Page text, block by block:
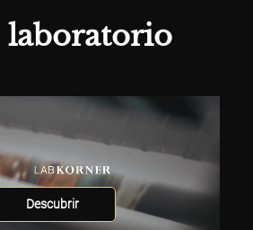
laboratorio
Descubrir